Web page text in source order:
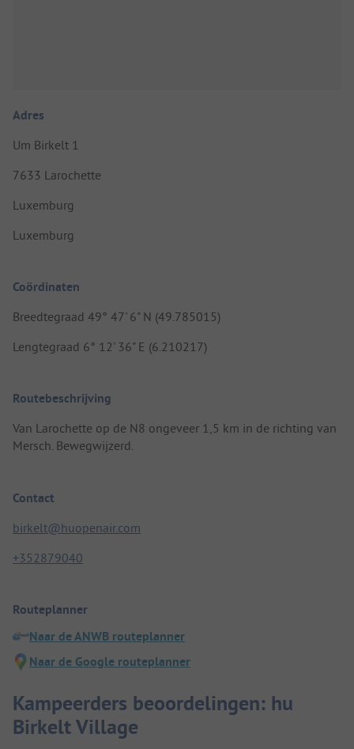
Adres
Um Birkelt 1
7633 Larochette
Luxemburg
Luxemburg
Coördinaten
Breedtegraad 49° 47' 6" N (49.785015)
Lengtegraad 6° 12' 36" E (6.210217)
Routebeschrijving
Van Larochette op de N8 ongeveer 1,5 km in de richting van
Mersch. Bewegwijzerd.
Contact
birkelt@huopenair.com
+352879040
Routeplanner
Naar de ANWB routeplanner
Naar de Google routeplanner
Kampeerders beoordelingen: hu
Birkelt Village